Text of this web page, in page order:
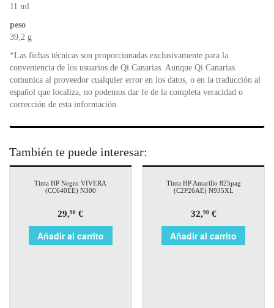
11 ml
peso
39,2 g
*Las fichas técnicas son proporcionadas exclusivamente para la
conveniencia de los usuarios de Qi Canarias. Aunque Qi Canarias
comunica al proveedor cualquier error en los datos, o en la traducción al
español que localiza, no podemos dar fe de la completa veracidad o
corrección de esta información.
También te puede interesar:
Tinta HP Negro VIVERA
(CC640EE) N300
29,90 €
Añadir al carrito
Tinta HP Amarillo 825pag
(C2P26AE) N935XL
32,90€
Añadir al carrito